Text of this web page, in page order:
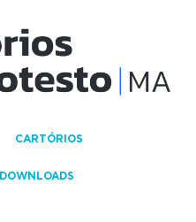
CARTÓRIOS
DOWNLOADS